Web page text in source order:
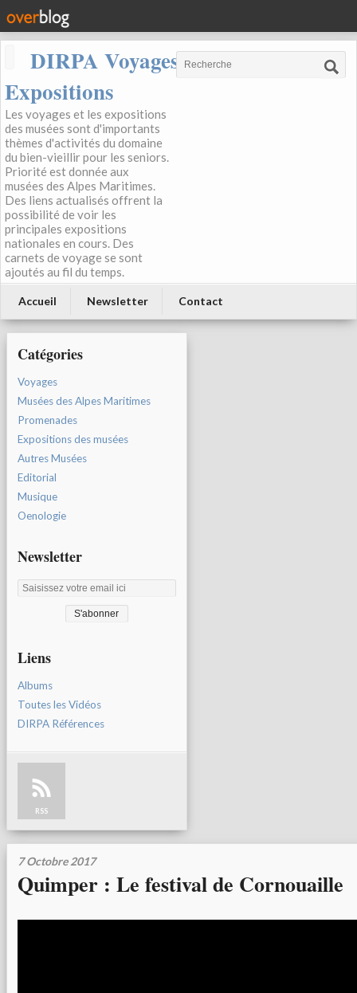
DIRPA Voyages, Musées,
Expositions
Les voyages et les expositions
des musées sont d'importants
thèmes d'activités du domaine
du bien-vieillir pour les seniors.
Priorité est donnée aux
musées des Alpes Maritimes.
Des liens actualisés offrent la
possibilité de voir les
principales expositions
nationales en cours. Des
carnets de voyage se sont
ajoutés au fil du temps.
Accueil Newsletter Contact
Catégories
Voyages
Musées des Alpes Maritimes
Promenades
Expositions des musées
Autres Musées
Editorial
Musique
Oenologie
Newsletter
Liens
Albums
Toutes les Vidéos
DIRPA Références
RSS
7 Octobre 2017
Quimper : Le festival de Cornouaille